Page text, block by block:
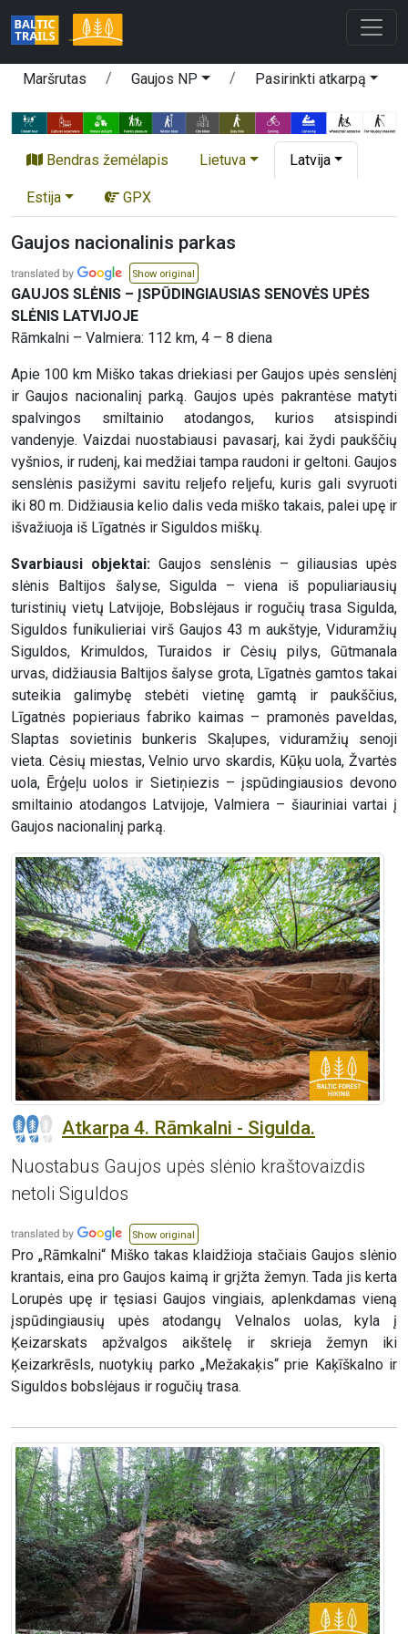
Maršrutas Gaujos NP Pasirinkti atkarpą
Bendras žemėlapis Lietuva Latvija
Estija GPX
Gaujos nacionalinis parkas
Show original
GAUJOS SLĖNIS – ĮSPŪDINGIAUSIAS SENOVĖS UPĖS
SLĖNIS LATVIJOJE
Rāmkalni – Valmiera: 112 km, 4 – 8 diena
Apie 100 km Miško takas driekiasi per Gaujos upės senslėnį
ir Gaujos nacionalinį parką. Gaujos upės pakrantėse matyti
spalvingos smiltainio atodangos, kurios atsispindi
vandenyje. Vaizdai nuostabiausi pavasarį, kai žydi paukščių
vyšnios, ir rudenį, kai medžiai tampa raudoni ir geltoni. Gaujos
senslėnis pasižymi savitu reljefo reljefu, kuris gali svyruoti
iki 80 m. Didžiausia kelio dalis veda miško takais, palei upę ir
išvažiuoja iš Līgatnės ir Siguldos miškų.
Svarbiausi objektai: Gaujos senslėnis – giliausias upės
slėnis Baltijos šalyse, Sigulda – viena iš populiariausių
turistinių vietų Latvijoje, Bobslėjaus ir rogučių trasa Sigulda,
Siguldos funikulieriai virš Gaujos 43 m aukštyje, Viduramžių
Siguldos, Krimuldos, Turaidos ir Cėsių pilys, Gūtmanala
urvas, didžiausia Baltijos šalyse grota, Līgatnės gamtos takai
suteikia galimybę stebėti vietinę gamtą ir paukščius,
Līgatnės popieriaus fabriko kaimas – pramonės paveldas,
Slaptas sovietinis bunkeris Skaļupes, viduramžių senoji
vieta. Cėsių miestas, Velnio urvo skardis, Kūķu uola, Žvartės
uola, Ērģeļu uolos ir Sietiņiezis – įspūdingiausios devono
smiltainio atodangos Latvijoje, Valmiera – šiauriniai vartai į
Gaujos nacionalinį parką.
Atkarpa 4. Rāmkalni - Sigulda.
Nuostabus Gaujos upės slėnio kraštovaizdis
netoli Siguldos
Show original
Pro „Rāmkalni“ Miško takas klaidžioja stačiais Gaujos slėnio
krantais, eina pro Gaujos kaimą ir grįžta žemyn. Tada jis kerta
Lorupės upę ir tęsiasi Gaujos vingiais, aplenkdamas vieną
įspūdingiausių upės atodangų Velnalos uolas, kyla į
Ķeizarskats apžvalgos aikštelę ir skrieja žemyn iki
Ķeizarkrēsls, nuotykių parko „Mežakaķis“ prie Kaķīškalno ir
Siguldos bobslėjaus ir rogučių trasa.